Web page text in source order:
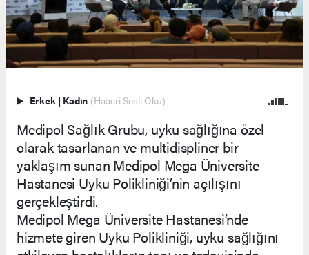
Erkek | Kadın (Haberi Sesli Oku)
Medipol Sağlık Grubu, uyku sağlığına özel
olarak tasarlanan ve multidispliner bir
yaklaşım sunan Medipol Mega Üniversite
Hastanesi Uyku Polikliniği’nin açılışını
gerçekleştirdi.
Medipol Mega Üniversite Hastanesi’nde
hizmete giren Uyku Polikliniği, uyku sağlığını